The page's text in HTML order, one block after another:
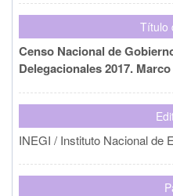
Título
Censo Nacional de
Delegacionales 2017.
INEGI / Instituto Nacional de